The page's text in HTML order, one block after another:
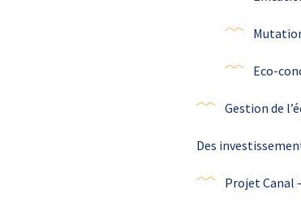
Eco-
Gestion de
Des
Projet Canal